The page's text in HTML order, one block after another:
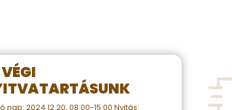
nap: 2024.12.20, 08:00-15:00 Nyitás: